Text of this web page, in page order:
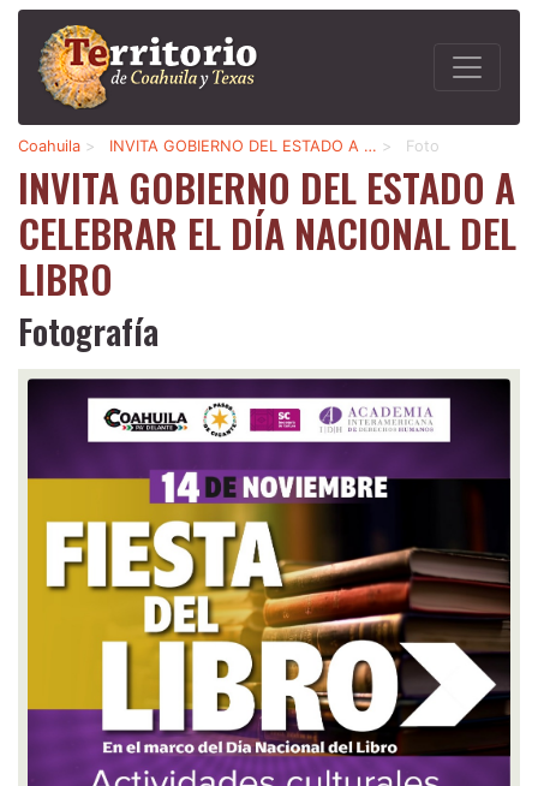
Coahuila > INVITA GOBIERNO DEL ESTADO A … > Foto
INVITA GOBIERNO DEL ESTADO A
CELEBRAR EL DÍA NACIONAL DEL
LIBRO
Fotografía